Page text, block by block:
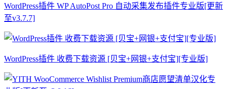
WordPress插件 WP AutoPost Pro 自动采集发布插件专业版[更新
至v3.7.7]
WordPress插件 收费下载资源 [贝宝+网银+支付宝][专业版]